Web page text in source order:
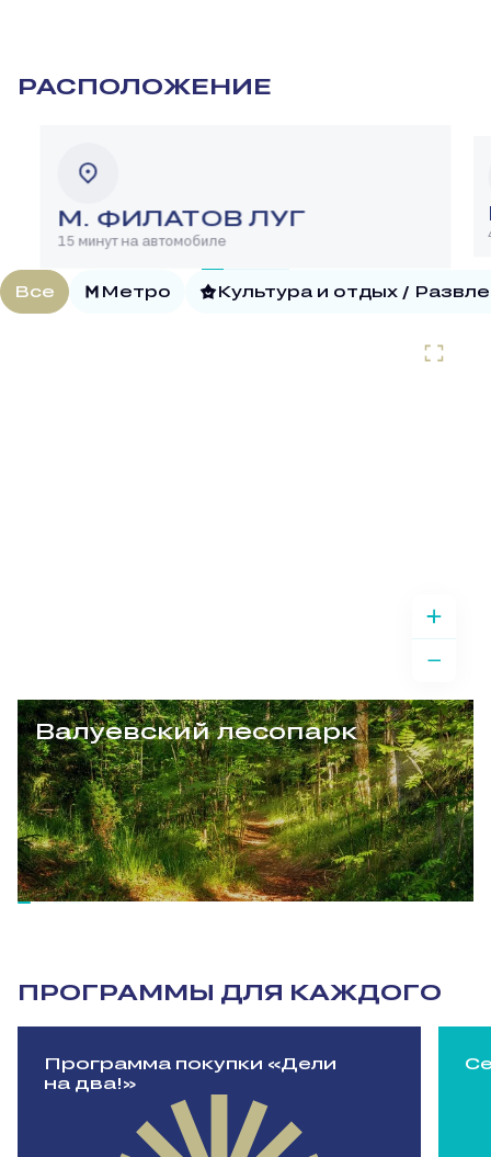
РАСПОЛОЖЕНИЕ
М. ФИЛАТОВ ЛУГ
15 минут на автомобиле
Все Метро Культура и отдых /
Валуевский лесопарк
ПРОГРАММЫ ДЛЯ КАЖДОГО
Программа покупки «Дели
на два!»